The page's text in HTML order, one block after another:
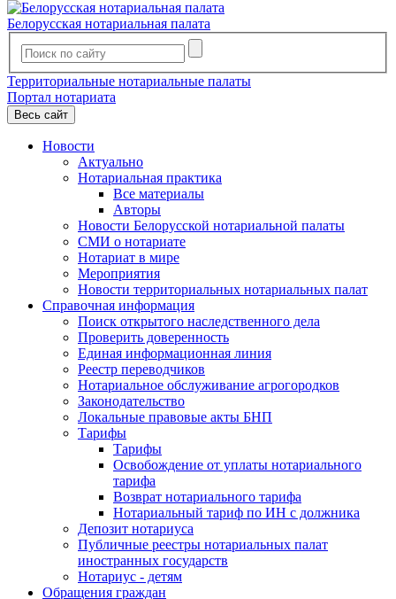
Белорусская нотариальная палата
Территориальные нотариальные палаты
Портал нотариата
Весь сайт
Новости
Актуально
Нотариальная практика
Все материалы
Авторы
Новости Белорусской нотариальной палаты
СМИ о нотариате
Нотариат в мире
Мероприятия
Новости территориальных нотариальных палат
Справочная информация
Поиск открытого наследственного дела
Проверить доверенность
Единая информационная линия
Реестр переводчиков
Нотариальное обслуживание агрогородков
Законодательство
Локальные правовые акты БНП
Тарифы
Тарифы
Освобождение от уплаты нотариального
тарифа
Возврат нотариального тарифа
Нотариальный тариф по ИН с должника
Депозит нотариуса
Публичные реестры нотариальных палат
иностранных государств
Нотариус - детям
Обращения граждан